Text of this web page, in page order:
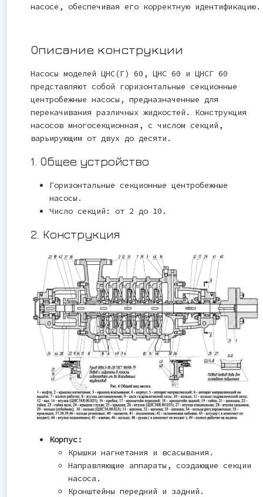
насосе, обеспечивая его корректную идентификацию.
Описание конструкции
Насосы моделей ЦНС(Г) 60, ЦНС 60 и ЦНСГ 60
представляют собой горизонтальные секционные
центробежные насосы, предназначенные для
перекачивания различных жидкостей. Конструкция
насосов многосекционная, с числом секций,
варьирующим от двух до десяти.
1. Общее устройство
Горизонтальные секционные центробежные
насосы.
Число секций: от 2 до 10.
2. Конструкция
Корпус:
Крышки нагнетания и всасывания.
Направляющие аппараты, создающие секции
насоса.
Кронштейны передний и задний.